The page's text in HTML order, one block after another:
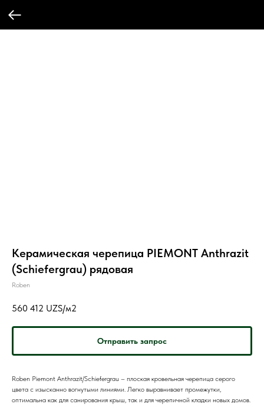
Керамическая черепица PIEMONT Anthrazit
(Schiefergrau) рядовая
Roben
560 412 UZS/м2
Отправить запрос
Roben Piemont Anthrazit/Schiefergrau – плоская кровельная черепица серого
цвета с изысканно вогнутыми линиями. Легко выравнивает промежутки,
оптимальна как для санирования крыш, так и для черепичной кладки новых домов.